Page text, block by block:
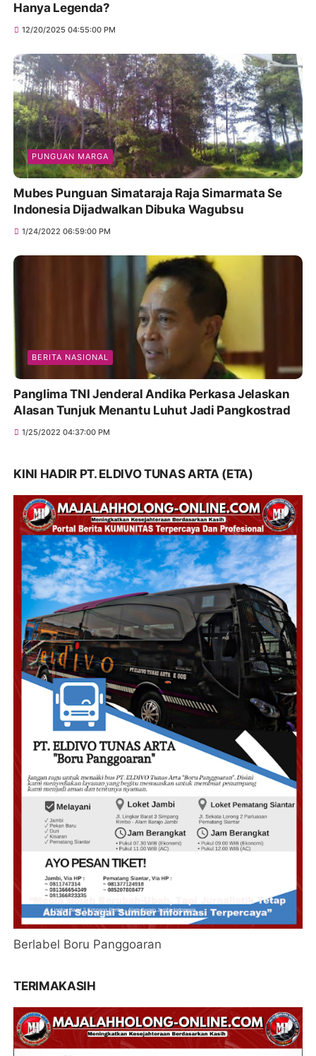
Hanya Legenda?
12/20/2025 04:55:00 PM
PUNGUAN MARGA
Mubes Punguan Simataraja Raja Simarmata Se
Indonesia Dijadwalkan Dibuka Wagubsu
1/24/2022 06:59:00 PM
BERITA NASIONAL
Panglima TNI Jenderal Andika Perkasa Jelaskan
Alasan Tunjuk Menantu Luhut Jadi Pangkostrad
1/25/2022 04:37:00 PM
KINI HADIR PT. ELDIVO TUNAS ARTA (ETA)
Berlabel Boru Panggoaran
TERIMAKASIH